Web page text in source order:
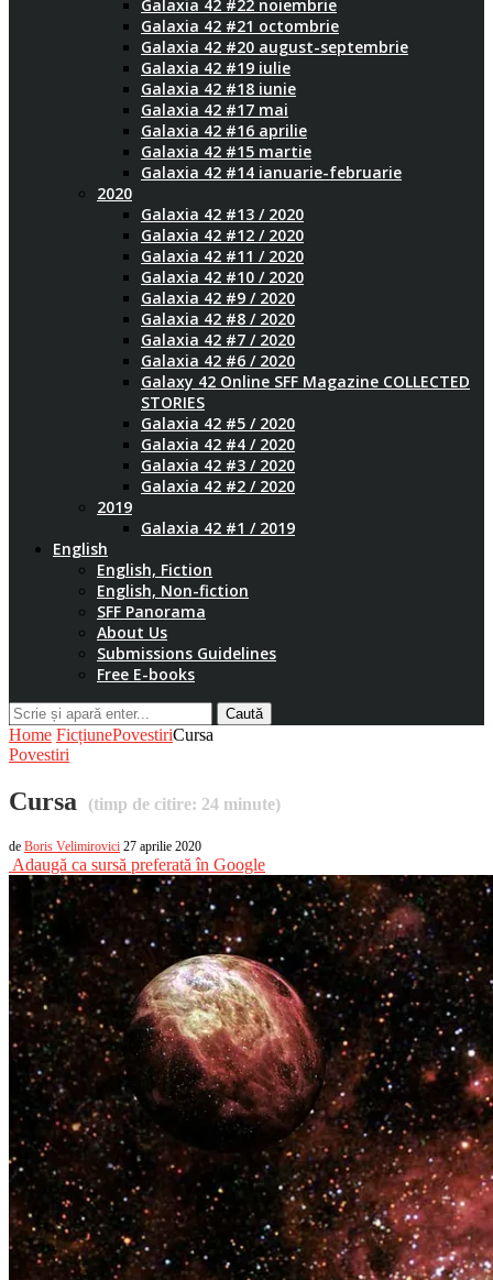
Galaxia 42 #22 noiembrie
Galaxia 42 #21 octombrie
Galaxia 42 #20 august-septembrie
Galaxia 42 #19 iulie
Galaxia 42 #18 iunie
Galaxia 42 #17 mai
Galaxia 42 #16 aprilie
Galaxia 42 #15 martie
Galaxia 42 #14 ianuarie-februarie
2020
Galaxia 42 #13 / 2020
Galaxia 42 #12 / 2020
Galaxia 42 #11 / 2020
Galaxia 42 #10 / 2020
Galaxia 42 #9 / 2020
Galaxia 42 #8 / 2020
Galaxia 42 #7 / 2020
Galaxia 42 #6 / 2020
Galaxy 42 Online SFF Magazine COLLECTED
STORIES
Galaxia 42 #5 / 2020
Galaxia 42 #4 / 2020
Galaxia 42 #3 / 2020
Galaxia 42 #2 / 2020
2019
Galaxia 42 #1 / 2019
English
English, Fiction
English, Non-fiction
SFF Panorama
About Us
Submissions Guidelines
Free E-books
Caută
Home FicțiunePovestiriCursa
Povestiri
Cursa (timp de citire: 24 minute)
de Boris Velimirovici 27 aprilie 2020
Adaugă ca sursă preferată în Google